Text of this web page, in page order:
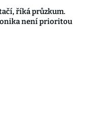
říká průzkum.
není prioritou